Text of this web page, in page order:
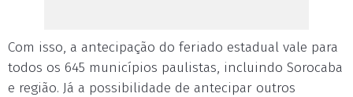
Com isso, a antecipação do feriado estadual vale para
todos os 645 municípios paulistas, incluindo Sorocaba
e região. Já a possibilidade de antecipar outros